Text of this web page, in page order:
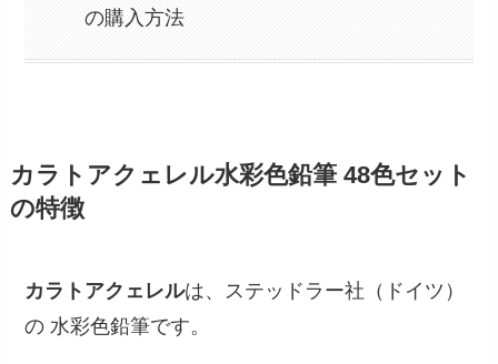
の購入方法
カラトアクェレル水彩色鉛筆 48色セット
の特徴
カラトアクェレルは、ステッドラー社（ドイツ）
の 水彩色鉛筆です。